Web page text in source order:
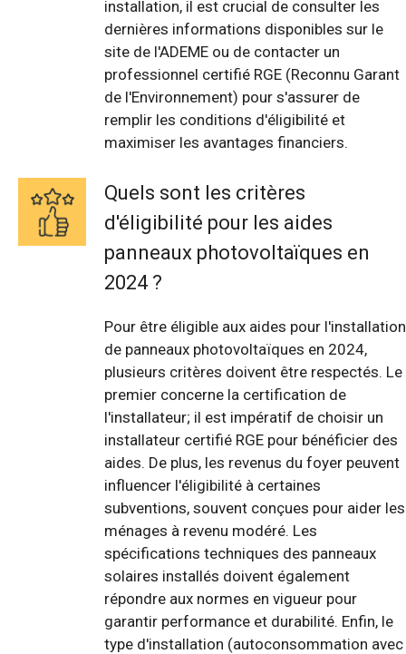
installation, il est crucial de consulter les
dernières informations disponibles sur le
site de l'ADEME ou de contacter un
professionnel certifié RGE (Reconnu Garant
de l'Environnement) pour s'assurer de
remplir les conditions d'éligibilité et
maximiser les avantages financiers.
Quels sont les critères
d'éligibilité pour les aides
panneaux photovoltaïques en
2024 ?
Pour être éligible aux aides pour l'installation
de panneaux photovoltaïques en 2024,
plusieurs critères doivent être respectés. Le
premier concerne la certification de
l'installateur; il est impératif de choisir un
installateur certifié RGE pour bénéficier des
aides. De plus, les revenus du foyer peuvent
influencer l'éligibilité à certaines
subventions, souvent conçues pour aider les
ménages à revenu modéré. Les
spécifications techniques des panneaux
solaires installés doivent également
répondre aux normes en vigueur pour
garantir performance et durabilité. Enfin, le
type d'installation (autoconsommation avec